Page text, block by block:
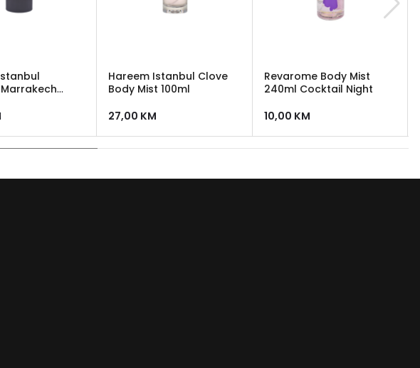
Hareem Istanbul Clove
Body Mist 100ml
27,00 KM
Revarome Body Mist
240ml Cocktail Night
10,00 KM